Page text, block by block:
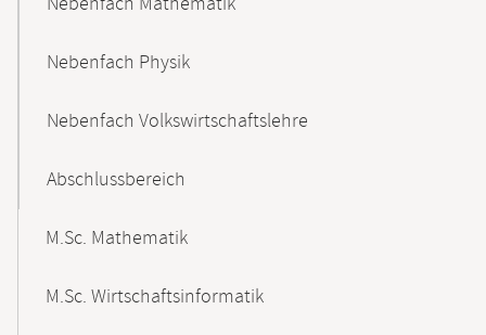
Nebenfach Physik
Nebenfach Volkswirtschaftslehre
Abschlussbereich
M.Sc. Mathematik
M.Sc. Wirtschaftsinformatik